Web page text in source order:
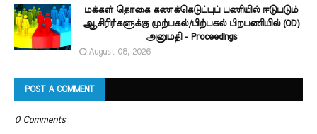
மக்கள் தொகை கணக்கெடுப்புப் பணியில் ஈடுபடும்
ஆசிரிர்களுக்கு முற்பகல்/பிற்பகல் பிறபணியில் (OD)
அனுமதி - Proceedings
August 08, 2026
POST A COMMENT
0 Comments